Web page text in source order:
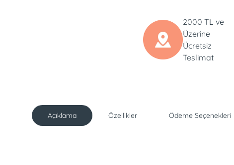
2000 TL ve
Üzerine
Ücretsiz
Teslimat
Açıklama Özellikler Ödeme Seçenekleri